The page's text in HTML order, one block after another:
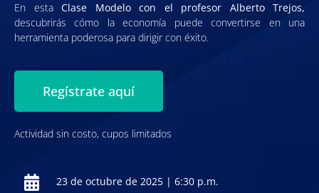
En esta Clase Modelo con el profesor Alberto Trejos,
descubrirás cómo la economía puede convertirse en una
herramienta poderosa para dirigir con éxito.
Regístrate aquí
Actividad sin costo, cupos limitados
23 de octubre de 2025 | 6:30 p.m.